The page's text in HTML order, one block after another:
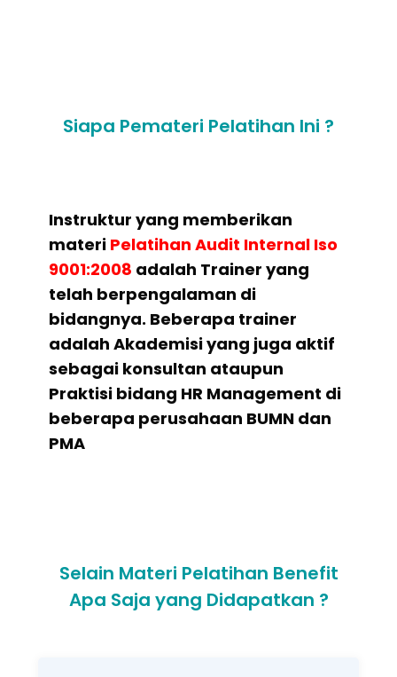
Siapa Pemateri Pelatihan Ini ?
Instruktur yang memberikan
materi Pelatihan Audit Internal Iso
9001:2008 adalah Trainer yang
telah berpengalaman di
bidangnya. Beberapa trainer
adalah Akademisi yang juga aktif
sebagai konsultan ataupun
Praktisi bidang HR Management di
beberapa perusahaan BUMN dan
PMA
Selain Materi Pelatihan Benefit
Apa Saja yang Didapatkan ?